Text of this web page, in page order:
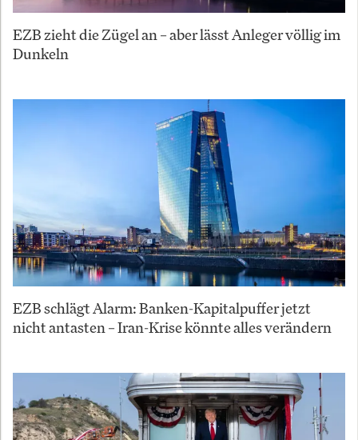
EZB zieht die Zügel an – aber lässt Anleger völlig im
Dunkeln
EZB schlägt Alarm: Banken-Kapitalpuffer jetzt
nicht antasten – Iran-Krise könnte alles verändern